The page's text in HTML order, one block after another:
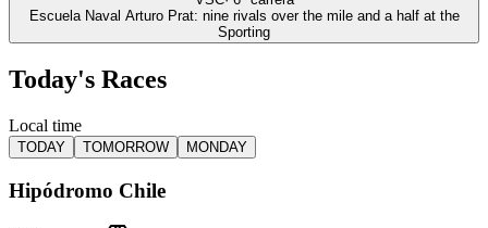
Escuela Naval Arturo Prat: nine rivals over the mile and a half at the
Sporting
Today's Races
Local time
TODAY TOMORROW MONDAY
Hipódromo Chile